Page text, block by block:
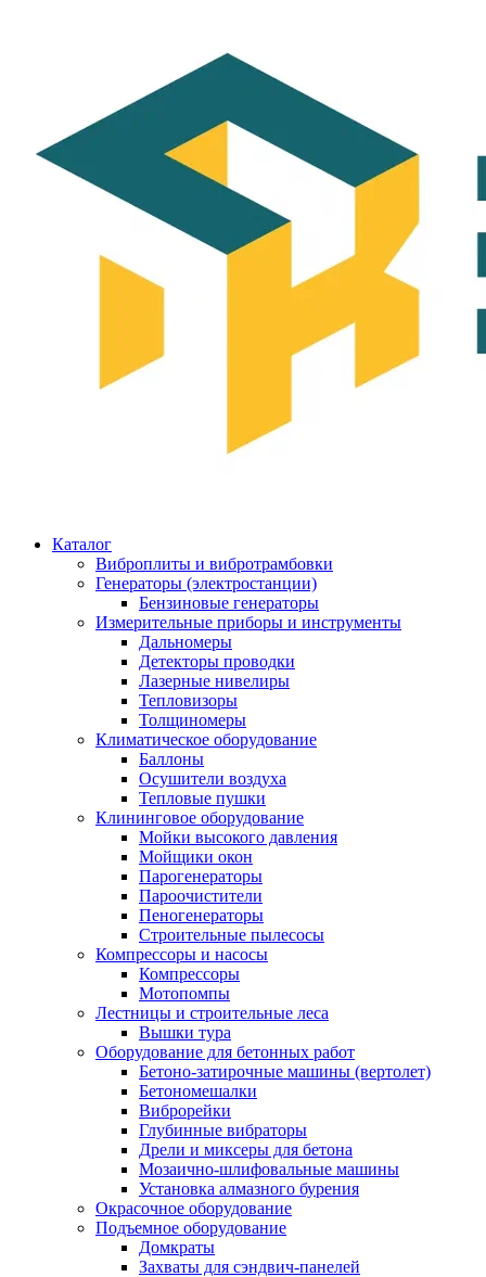
Каталог
Виброплиты и вибротрамбовки
Генераторы (электростанции)
Бензиновые генераторы
Измерительные приборы и инструменты
Дальномеры
Детекторы проводки
Лазерные нивелиры
Тепловизоры
Толщиномеры
Климатическое оборудование
Баллоны
Осушители воздуха
Тепловые пушки
Клининговое оборудование
Мойки высокого давления
Мойщики окон
Парогенераторы
Пароочистители
Пеногенераторы
Строительные пылесосы
Компрессоры и насосы
Компрессоры
Мотопомпы
Лестницы и строительные леса
Вышки тура
Оборудование для бетонных работ
Бетоно-затирочные машины (вертолет)
Бетономешалки
Виброрейки
Глубинные вибраторы
Дрели и миксеры для бетона
Мозаично-шлифовальные машины
Установка алмазного бурения
Окрасочное оборудование
Подъемное оборудование
Домкраты
Захваты для сэндвич-панелей